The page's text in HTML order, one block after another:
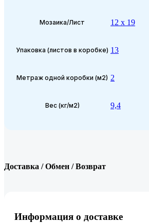
Мозаика/Лист 12 x 19
Упаковка (листов в коробке) 13
Метраж одной коробки (м2) 2
Вес (кг/м2) 9,4
Доставка / Обмен / Возврат
Информация о доставке